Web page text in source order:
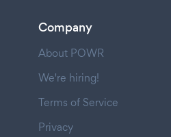
Company
About POWR
We're hiring!
Terms of Service
Privacy